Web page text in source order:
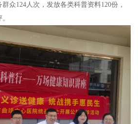
众124人次，发放各类科普资料120份，